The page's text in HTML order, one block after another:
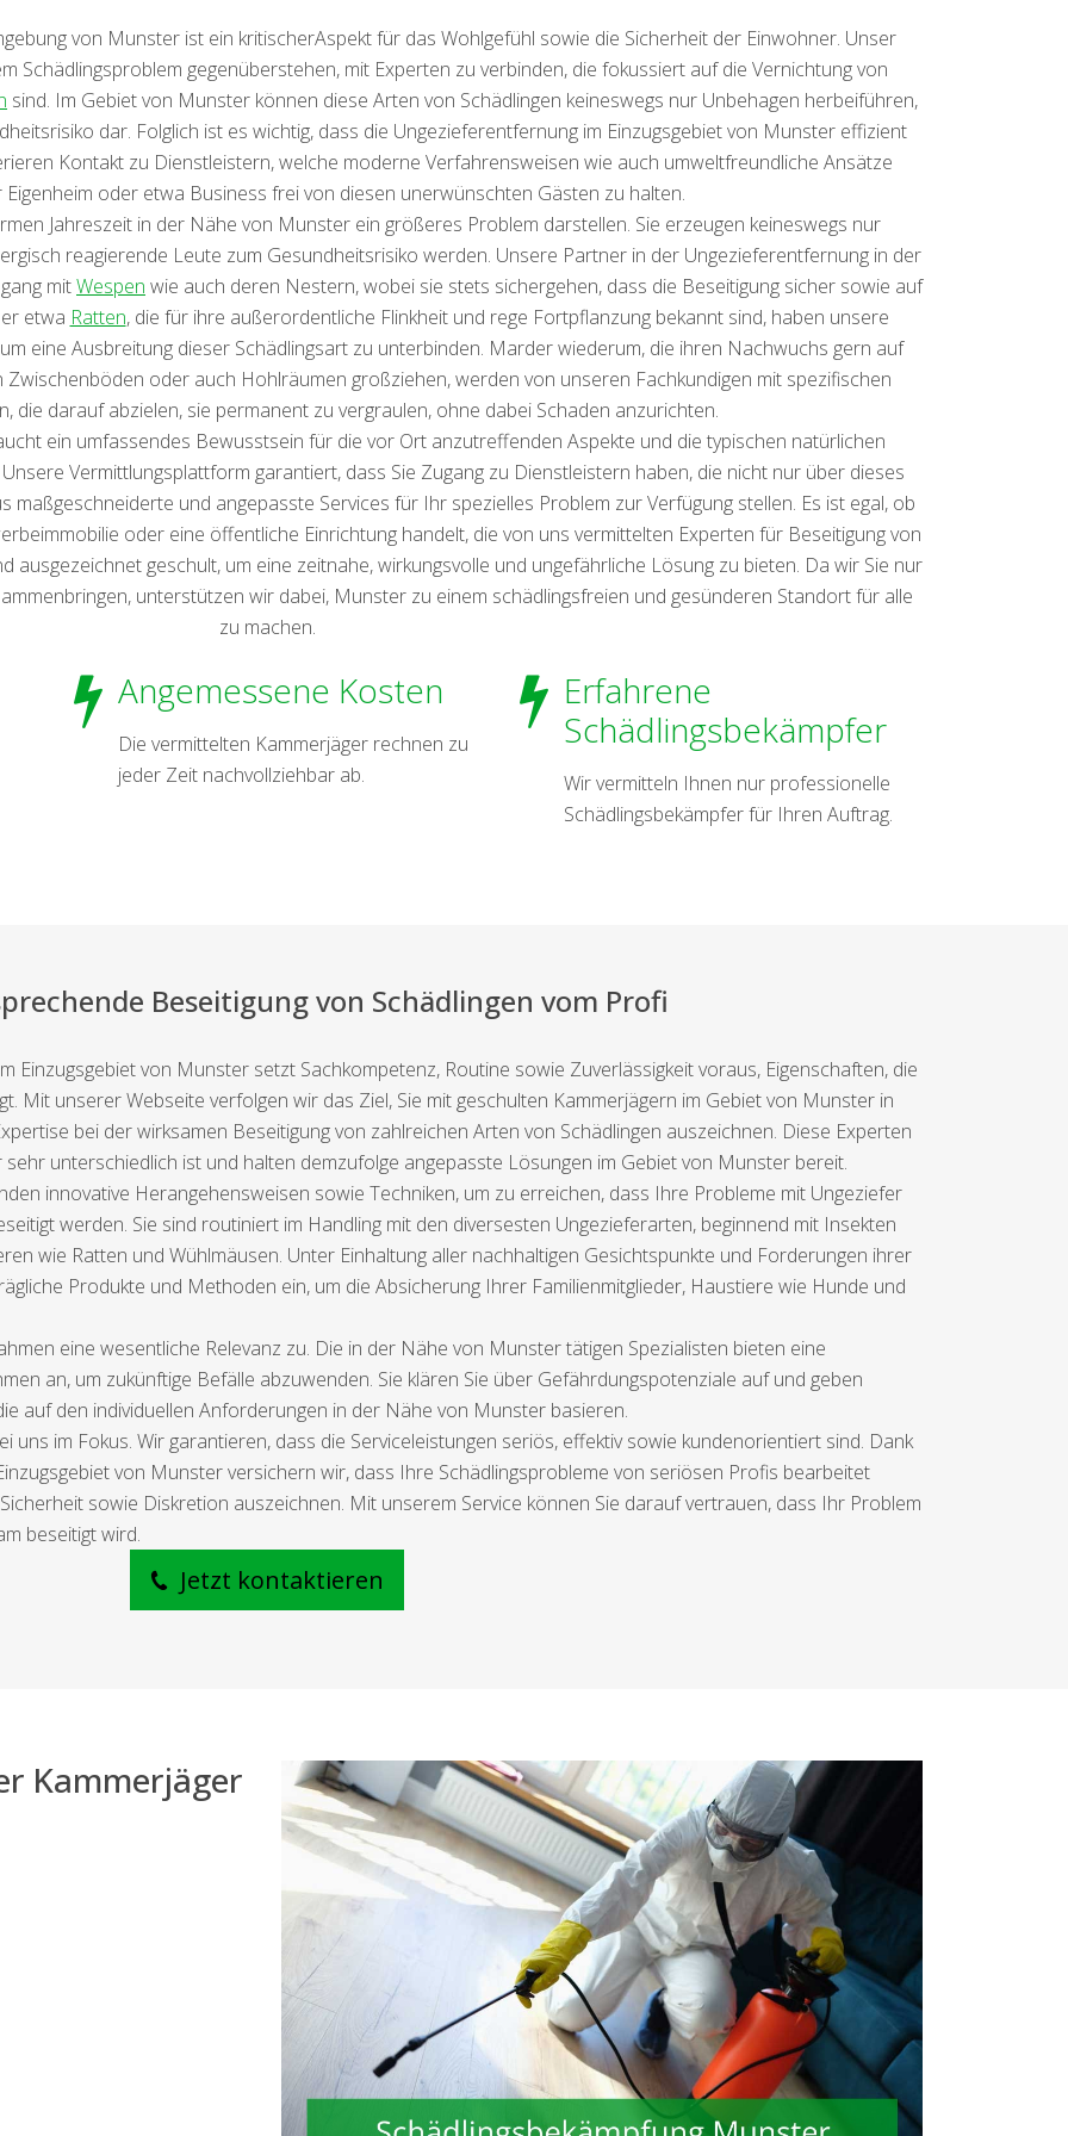
von Munster ist ein kritischerAspekt für das Wohlgefühl sowie die Sicherheit der Einwohner. Unser
Schädlingsproblem gegenüberstehen, mit Experten zu verbinden, die fokussiert auf die Vernichtung von
sind. Im Gebiet von Munster können diese Arten von Schädlingen keineswegs nur Unbehagen herbeiführen,
dar. Folglich ist es wichtig, dass die Ungezieferentfernung im Einzugsgebiet von Munster effizient
Kontakt zu Dienstleistern, welche moderne Verfahrensweisen wie auch umweltfreundliche Ansätze
oder etwa Business frei von diesen unerwünschten Gästen zu halten.
Jahreszeit in der Nähe von Munster ein größeres Problem darstellen. Sie erzeugen keineswegs nur
reagierende Leute zum Gesundheitsrisiko werden. Unsere Partner in der Ungezieferentfernung in der
mitWespen wie auch deren Nestern, wobei sie stets sichergehen, dass die Beseitigung sicher sowie auf
etwa Ratten, die für ihre außerordentliche Flinkheit und rege Fortpflanzung bekannt sind, haben unsere
eine Ausbreitung dieser Schädlingsart zu unterbinden. Marder wiederum, die ihren Nachwuchs gern auf
oder auch Hohlräumen großziehen, werden von unseren Fachkundigen mit spezifischen
die darauf abzielen, sie permanent zu vergraulen, ohne dabei Schaden anzurichten.
ein umfassendes Bewusstsein für die vor Ort anzutreffenden Aspekte und die typischen natürlichen
Vermittlungsplattform garantiert, dass Sie Zugang zu Dienstleistern haben, die nicht nur über dieses
und angepasste Services für Ihr spezielles Problem zur Verfügung stellen. Es ist egal, ob
oder eine öffentliche Einrichtung handelt, die von uns vermittelten Experten für Beseitigung von
ausgezeichnet geschult, um eine zeitnahe, wirkungsvolle und ungefährliche Lösung zu bieten. Da wir Sie nur
unterstützen wir dabei, Munster zu einem schädlingsfreien und gesünderen Standort für alle
zu machen.
Angemessene Kosten
Die vermittelten Kammerjäger rechnen zu
jeder Zeit nachvollziehbar ab.
Erfahrene
Schädlingsbekämpfer
Wir vermitteln Ihnen nur professionelle
Schädlingsbekämpfer für Ihren Auftrag.
Beseitigung von Schädlingen vom Profi
Einzugsgebiet von Munster setzt Sachkompetenz, Routine sowie Zuverlässigkeit voraus, Eigenschaften, die
Mit unserer Webseite verfolgen wir das Ziel, Sie mit geschulten Kammerjägern im Gebiet von Munster in
bei der wirksamen Beseitigung von zahlreichen Arten von Schädlingen auszeichnen. Diese Experten
unterschiedlich ist und halten demzufolge angepasste Lösungen im Gebiet von Munster bereit.
innovative Herangehensweisen sowie Techniken, um zu erreichen, dass Ihre Probleme mit Ungeziefer
werden. Sie sind routiniert im Handling mit den diversesten Ungezieferarten, beginnend mit Insekten
wie Ratten und Wühlmäusen. Unter Einhaltung aller nachhaltigen Gesichtspunkte und Forderungen ihrer
Produkte und Methoden ein, um die Absicherung Ihrer Familienmitglieder, Haustiere wie Hunde und
eine wesentliche Relevanz zu. Die in der Nähe von Munster tätigen Spezialisten bieten eine
an, um zukünftige Befälle abzuwenden. Sie klären Sie über Gefährdungspotenziale auf und geben
auf den individuellen Anforderungen in der Nähe von Munster basieren.
im Fokus. Wir garantieren, dass die Serviceleistungen seriös, effektiv sowie kundenorientiert sind. Dank
von Munster versichern wir, dass Ihre Schädlingsprobleme von seriösen Profis bearbeitet
sowie Diskretion auszeichnen. Mit unserem Service können Sie darauf vertrauen, dass Ihr Problem
beseitigt wird.
Jetzt kontaktieren
Kammerjäger